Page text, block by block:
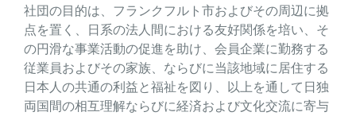
社団の目的は、フランクフルト市およびその周辺に拠
点を置く、日系の法人間における友好関係を培い、そ
の円滑な事業活動の促進を助け、会員企業に勤務する
従業員およびその家族、ならびに当該地域に居住する
日本人の共通の利益と福祉を図り、以上を通して日独
両国間の相互理解ならびに経済および文化交流に寄与